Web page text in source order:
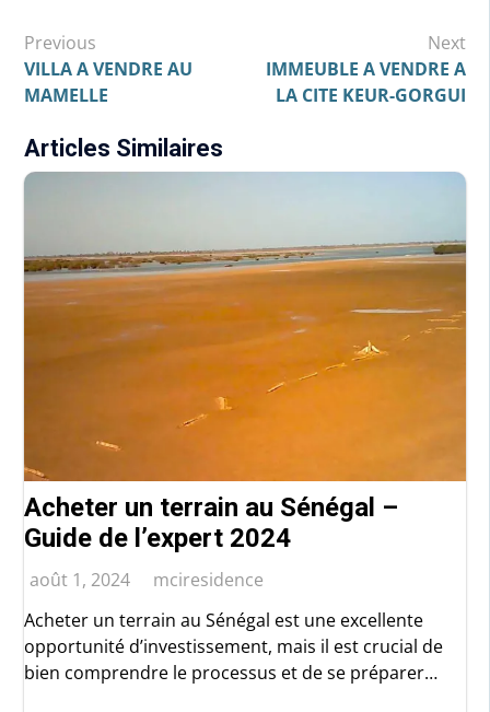
Navigation
de
l’article
Previous
VILLA A VENDRE AU
MAMELLE
Next
IMMEUBLE A VENDRE A
LA CITE KEUR-GORGUI
Articles Similaires
Acheter un terrain au Sénégal –
Guide de l’expert 2024
août 1, 2024
mciresidence
Acheter un terrain au Sénégal est une excellente
opportunité d’investissement, mais il est crucial de
bien comprendre le processus et de se préparer